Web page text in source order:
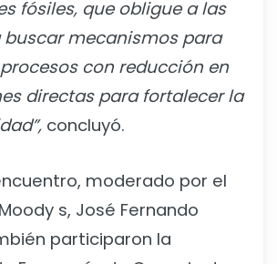
fósiles, que obligue a las
buscar mecanismos para
con reducción en
directas para fortalecer la
concluyó.
moderado por el
s, José Fernando
participaron la